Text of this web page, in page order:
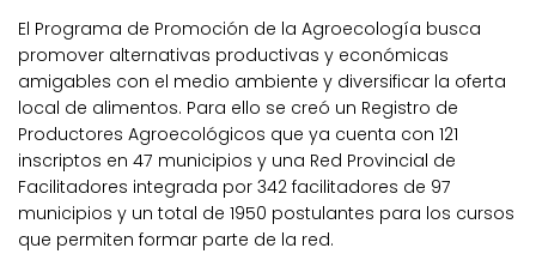
El Programa de Promoción de la Agroecología busca
promover alternativas productivas y económicas
amigables con el medio ambiente y diversificar la oferta
local de alimentos. Para ello se creó un Registro de
Productores Agroecológicos que ya cuenta con 121
inscriptos en 47 municipios y una Red Provincial de
Facilitadores integrada por 342 facilitadores de 97
municipios y un total de 1950 postulantes para los cursos
que permiten formar parte de la red.